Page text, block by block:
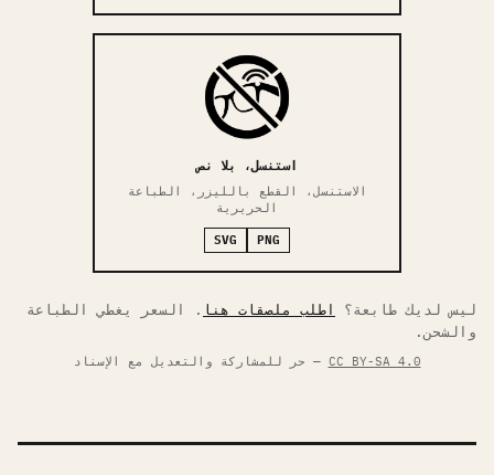
استنسل، بلا نص
الاستنسل، القطع بالليزر، الطباعة
الحريرية
PNG
SVG
ليس لديك طابعة؟ اطلب ملصقات هنا . السعر يغطي الطباعة
والشحن.
CC BY-SA 4.0 — حر للمشاركة والتعديل مع الإسناد